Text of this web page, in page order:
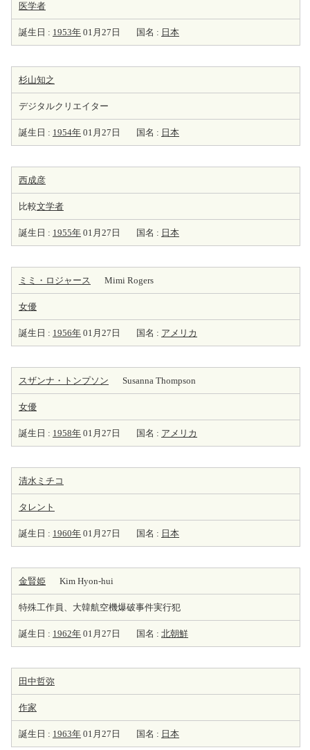
医学者
誕生日 : 1953年 01月27日 国名 : 日本
杉山知之
デジタルクリエイター
誕生日 : 1954年 01月27日 国名 : 日本
西成彦
比較文学者
誕生日 : 1955年 01月27日 国名 : 日本
ミミ・ロジャース Mimi Rogers
女優
誕生日 : 1956年 01月27日 国名 : アメリカ
スザンナ・トンプソン Susanna Thompson
女優
誕生日 : 1958年 01月27日 国名 : アメリカ
清水ミチコ
タレント
誕生日 : 1960年 01月27日 国名 : 日本
金賢姫 Kim Hyon-hui
特殊工作員、大韓航空機爆破事件実行犯
誕生日 : 1962年 01月27日 国名 : 北朝鮮
田中哲弥
作家
誕生日 : 1963年 01月27日 国名 : 日本